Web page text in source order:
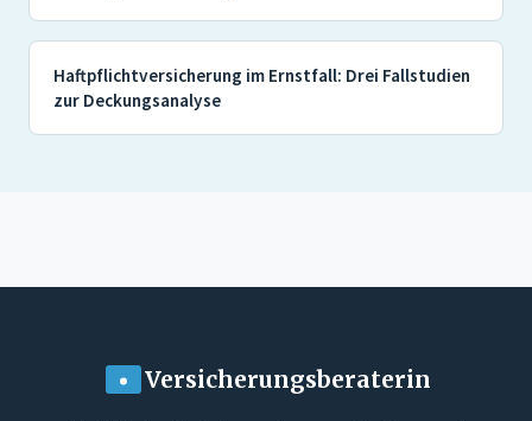
Haftpflichtversicherung im Ernstfall: Drei Fallstudien
zur Deckungsanalyse
Versicherungsberaterin